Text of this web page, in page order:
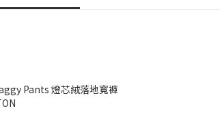
Pants 燈芯絨落地寬褲